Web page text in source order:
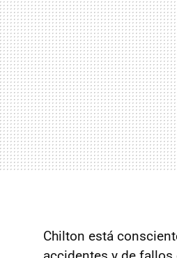
Chilton está